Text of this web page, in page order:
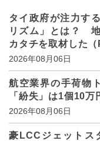
タイ政府が注力す
リズム」とは？
カタチを取材した（
2026年08月06日
航空業界の手荷物
「紛失」は1個10
2026年08月06日
豪LCCジェットス